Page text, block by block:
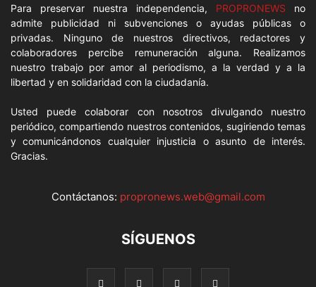
Para preservar nuestra independencia, PROPRONEWS no
admite publicidad ni subvenciones o ayudas públicas o
privadas. Ninguno de nuestros directivos, redactores y
colaboradores percibe remuneración alguna. Realizamos
nuestro trabajo por amor al periodismo, a la verdad y a la
libertad y en solidaridad con la ciudadanía.
Usted puede colaborar con nosotros divulgando nuestro
periódico, compartiendo nuestros contenidos, sugiriendo temas
y comunicándonos cualquier injusticia o asunto de interés.
Gracias.
Contáctanos: propronews.web@gmail.com
SÍGUENOS